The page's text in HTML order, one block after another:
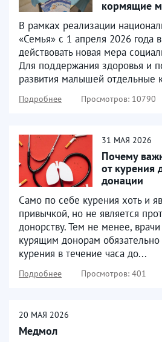
кормящие
В рамках реализации
«Семья» с 1 апреля 2026 года
действовать новая мера
Для поддержания здоровья и
развития малышей отдельные
Подробнее Просмотров: 10790
31 МАЯ 2026
Почему
от курения
донации
Само по себе курения хоть и
привычкой, но не является
донорству. Тем не менее,
курящим донорам обязательно
курения в течение часа до...
Подробнее Просмотров: 401
20 МАЯ 2026
Медмол